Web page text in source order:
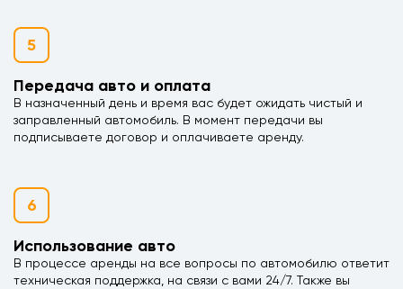
5
Передача авто и оплата
В назначенный день и время вас будет ожидать чистый и
заправленный автомобиль. В момент передачи вы
подписываете договор и оплачиваете аренду.
6
Использование авто
В процессе аренды на все вопросы по автомобилю ответит
техническая поддержка, на связи с вами 24/7. Также вы